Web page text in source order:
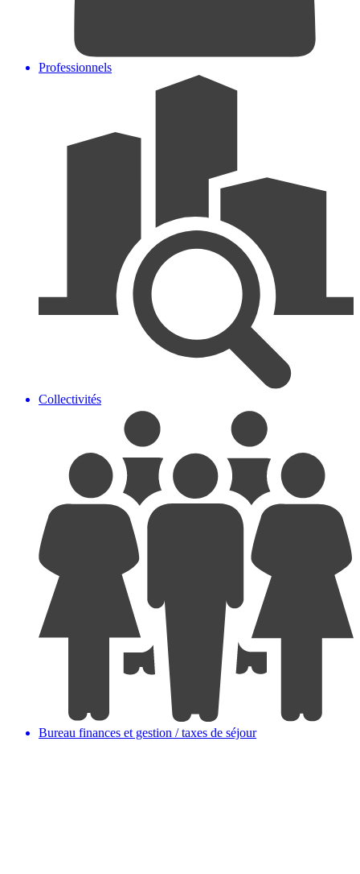
Professionnels
Collectivités
Bureau finances et gestion / taxes de séjour